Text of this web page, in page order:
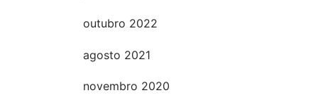
outubro 2022
agosto 2021
novembro 2020